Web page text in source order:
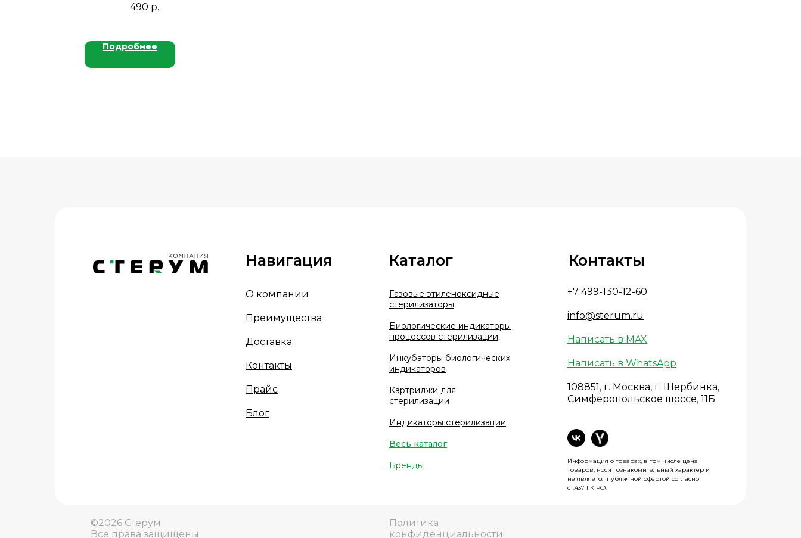
FroZen, 650 мл., 12 шт./кор.
490 р.
Подробнее
©2026 Стерум
Все права защищены
Политика
конфиденциальности
О компании
Преимущества
Доставка
Контакты
Прайс
Блог
+7 499-130-12-60
info@sterum.ru
Написать в MAX
Написать в WhatsApp
108851, г. Москва, г. Щербинка,
Симферопольское шоссе, 11Б
Навигация Контакты
Каталог
Газовые этиленоксидные
стерилизаторы
Биологические индикаторы
процессов стерилизации
Инкубаторы биологических
индикаторов
Картриджи для
стерилизации
Индикаторы стерилизации
Весь каталог
Бренды
Информация о товарах, в том числе цена
товаров, носит ознакомительный характер и
не является публичной офертой согласно
ст.437 ГК РФ.